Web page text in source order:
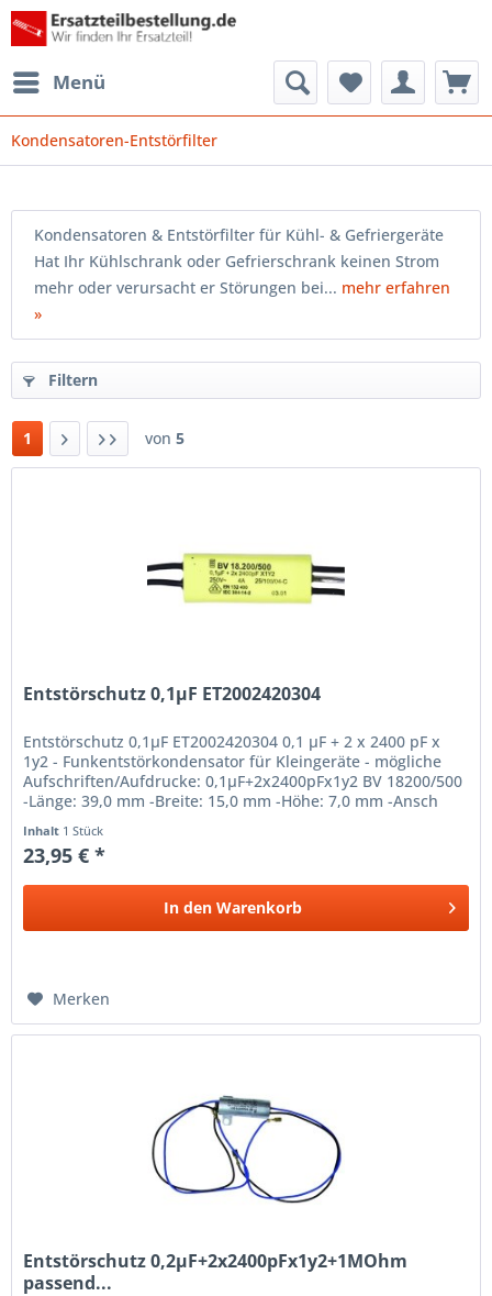
Menü
Kondensatoren-Entstörfilter
Kondensatoren & Entstörfilter für Kühl- & Gefriergeräte
Hat Ihr Kühlschrank oder Gefrierschrank keinen Strom
mehr oder verursacht er Störungen bei... mehr erfahren
»
Filtern
1 von 5
Entstörschutz 0,1µF ET2002420304
Entstörschutz 0,1µF ET2002420304 0,1 µF + 2 x 2400 pF x
1y2 - Funkentstörkondensator für Kleingeräte - mögliche
Aufschriften/Aufdrucke: 0,1µF+2x2400pFx1y2 BV 18200/500
-Länge: 39,0 mm -Breite: 15,0 mm -Höhe: 7,0 mm -Ansch
Inhalt 1 Stück
23,95 € *
In den Warenkorb
Merken
Entstörschutz 0,2µF+2x2400pFx1y2+1MOhm
passend...